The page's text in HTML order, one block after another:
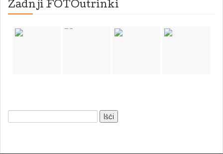
Zadnji FOTOutrinki
Išči: